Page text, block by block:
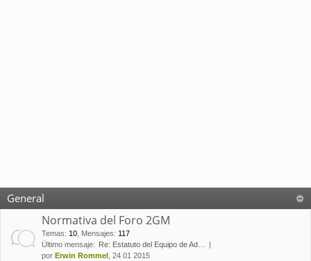
General
Normativa del Foro 2GM
Temas: 10 Mensajes: 117
Último mensaje:
Re: Estatuto del Equipo de Ad…
por Erwin Rommel , 24 01 2015